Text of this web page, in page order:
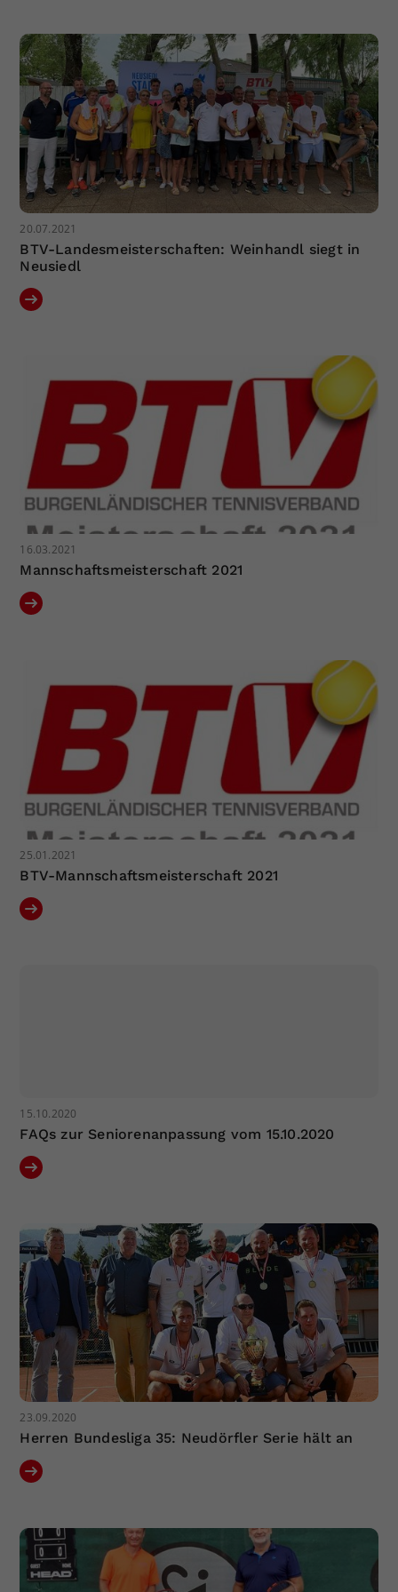
20.07.2021
BTV-Landesmeisterschaften: Weinhandl siegt in
Neusiedl
16.03.2021
Mannschaftsmeisterschaft 2021
25.01.2021
BTV-Mannschaftsmeisterschaft 2021
15.10.2020
FAQs zur Seniorenanpassung vom 15.10.2020
23.09.2020
Herren Bundesliga 35: Neudörfler Serie hält an
Zweck
Einstellungen. Unter anderem eine
zufällig generierte ID, für die
historische Speicherung Ihrer
vorgenommen Einstellungen, falls der
Webseiten-Betreiber dies eingestellt
hat.